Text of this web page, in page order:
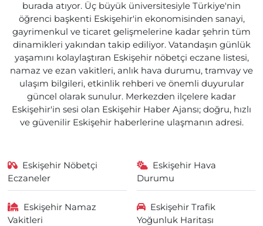
burada atıyor. Üç büyük üniversitesiyle Türkiye'nin
öğrenci başkenti Eskişehir'in ekonomisinden sanayi,
gayrimenkul ve ticaret gelişmelerine kadar şehrin tüm
dinamikleri yakından takip ediliyor. Vatandaşın günlük
yaşamını kolaylaştıran Eskişehir nöbetçi eczane listesi,
namaz ve ezan vakitleri, anlık hava durumu, tramvay ve
ulaşım bilgileri, etkinlik rehberi ve önemli duyurular
güncel olarak sunulur. Merkezden ilçelere kadar
Eskişehir'in sesi olan Eskişehir Haber Ajansı; doğru, hızlı
ve güvenilir Eskişehir haberlerine ulaşmanın adresi.
Eskişehir Nöbetçi
Eczaneler
Eskişehir Hava
Durumu
Eskişehir Namaz
Vakitleri
Eskişehir Trafik
Yoğunluk Haritası